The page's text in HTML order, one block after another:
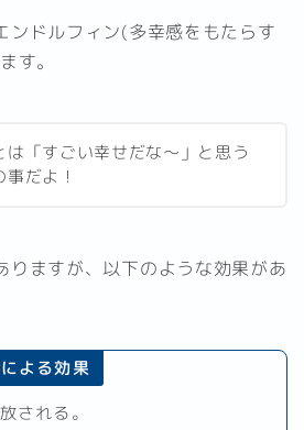
ンドルフィン(多幸感をもたらす
す。
は「すごい幸せだな～」と思う
だよ！
りますが、以下のような効果があ
よる効果
される。